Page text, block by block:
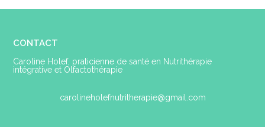
CONTACT
Caroline Holef, praticienne de santé en Nutrithérapie
intégrative et Olfactothérapie
carolineholefnutritherapie@gmail.com